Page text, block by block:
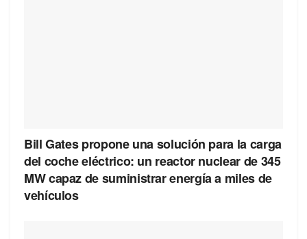
Bill Gates propone una solución para la carga
del coche eléctrico: un reactor nuclear de 345
MW capaz de suministrar energía a miles de
vehículos